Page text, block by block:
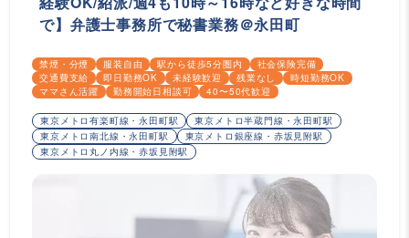
で】弁護士事務所で秘書業務＠永田町
禁煙・分煙 服装自由 駅から徒歩5分圏内
社会保険完備
交通費支給
即日勤務OK 未経験歓迎 残業なし
時短勤務OK
ママさん活躍
勤務開始日相談可 40〜50代歓迎
東京メトロ有楽町線・永田町駅
東京メトロ半蔵門線・永田町駅
東京メトロ南北線・永田町駅
東京メトロ銀座線・赤坂見附駅
東京メトロ丸ノ内線・赤坂見附駅